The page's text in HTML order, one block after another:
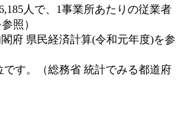
人で、1事業所あたりの従業者
照）
府 県民経済計算(令和元年度)を参
す。（総務省 統計でみる都道府